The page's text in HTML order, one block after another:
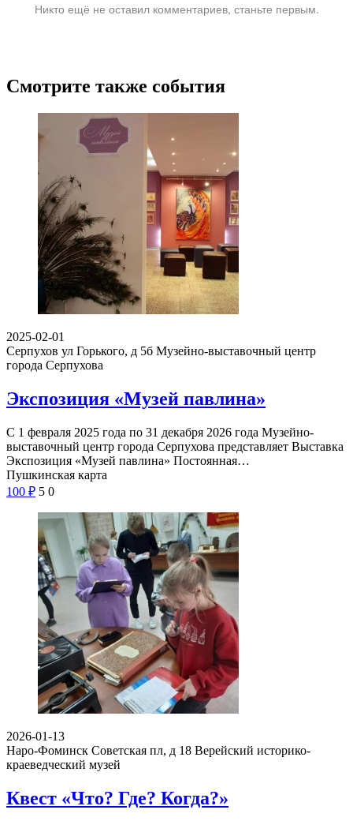
Никто ещё не оставил комментариев, станьте первым.
Смотрите также события
2025-02-01
Серпухов ул Горького, д 5б Музейно-выставочный центр
города Серпухова
Экспозиция «Музей павлина»
С 1 февраля 2025 года по 31 декабря 2026 года Музейно-
выставочный центр города Серпухова представляет Выставка
Экспозиция «Музей павлина» Постоянная…
Пушкинская карта
100 ₽ 5 0
2026-01-13
Наро-Фоминск Советская пл, д 18 Верейский историко-
краеведческий музей
Квест «Что? Где? Когда?»